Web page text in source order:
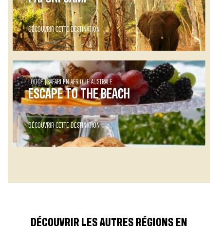
DÉCOUVRIR CETTE DESTINATION
LODGE SAFARI EN AFRIQUE AUSTRALE
ESCAPE TO THE BEACH
DÉCOUVRIR CETTE DESTINATION
DÉCOUVRIR LES AUTRES RÉGIONS EN